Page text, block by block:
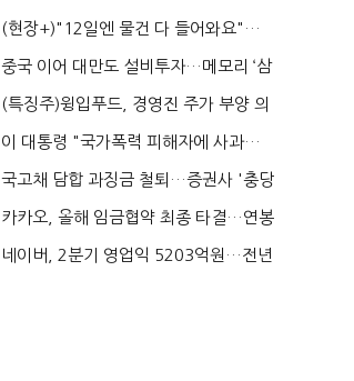
요"…'덜 똘똘한 한 채' 20...
(현장+)"12일엔 물건 다 들어와요"…
빈 매대 채우며 문 연 ...
중국 이어 대만도 설비투자…메모리 ‘삼
국전쟁’
(특징주)윙입푸드, 경영진 주가 부양 의
지에 상한가...
이 대통령 "국가폭력 피해자에 사과…
적극적 조사로 진...
국고채 담합 과징금 철퇴…증권사 '충당
금 폭탄' 우려...
카카오, 올해 임금협약 최종 타결…연봉
6.3% 인상·격려...
네이버, 2분기 영업익 5203억원…전년